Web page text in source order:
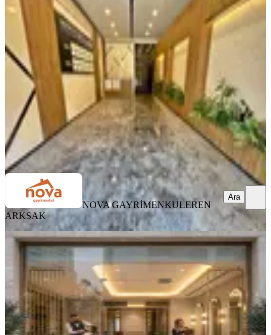
Uygun Kiralık Ofis
Gölbaşı, İncek Mahallesi
4 Oda
·131 m² · 1. Kat 25.06.2026
90.000 ₺99.000 ₺
NOVA GAYRİMENKULEREN ARKSAK
Ara
NOVA GAYRİMENKULEREN
ARKSAK
Ara
Oran’da Yeni Açılacak Prestij
Salonumuza Ortaklar Aranıyor
Gölbaşı, Selametli Şehit Emrah Mahallesi
1 Oda
·120 m²·31.05.2026
1.500.000 ₺